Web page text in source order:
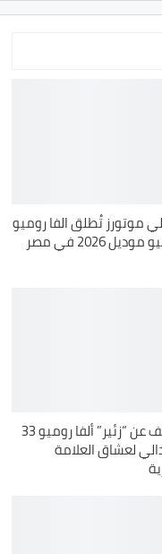
موتورز تُطلق الفا روميو
2026 في مصر
الكشف عن “زئير” ألفا روميو 33
لعشاق العلامة